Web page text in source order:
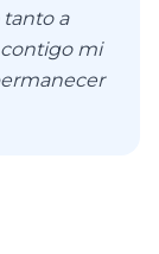
a
mi